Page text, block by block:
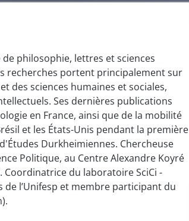
philosophie, lettres et sciences
recherches portent principalement sur
des sciences humaines et sociales,
Ses dernières publications
en France, ainsi que de la mobilité
et les États-Unis pendant la première
Durkheimiennes. Chercheuse
Politique, au Centre Alexandre Koyré
du laboratoire SciCi -
l’Unifesp et membre participant du